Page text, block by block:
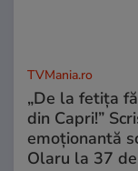
TVMania.ro
„De la fetița
din Capri!”
emoționantă
Olaru la 37